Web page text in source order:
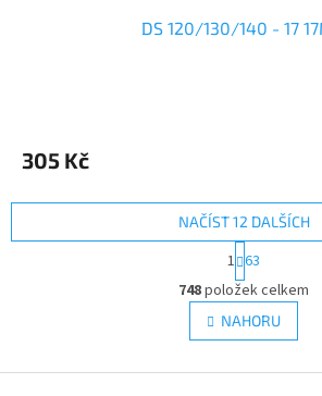
DS 120/130/140 - 17
305 Kč
O
v
l
á
NAČÍST 12 DALŠÍCH
S
t
r
á
n
k
v
1 63
748položek celkem
NAHORU